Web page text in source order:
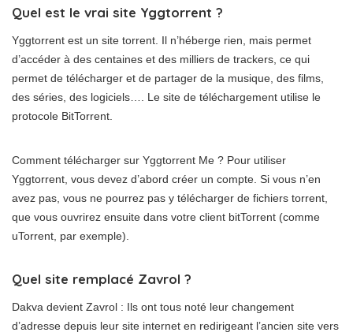
Quel est le vrai site Yggtorrent ?
Yggtorrent est un site torrent. Il n’héberge rien, mais permet
d’accéder à des centaines et des milliers de trackers, ce qui
permet de télécharger et de partager de la musique, des films,
des séries, des logiciels…. Le site de téléchargement utilise le
protocole BitTorrent.
Comment télécharger sur Yggtorrent Me ? Pour utiliser
Yggtorrent, vous devez d’abord créer un compte. Si vous n’en
avez pas, vous ne pourrez pas y télécharger de fichiers torrent,
que vous ouvrirez ensuite dans votre client bitTorrent (comme
uTorrent, par exemple).
Quel site remplacé Zavrol ?
Dakva devient Zavrol : Ils ont tous noté leur changement
d’adresse depuis leur site internet en redirigeant l’ancien site vers